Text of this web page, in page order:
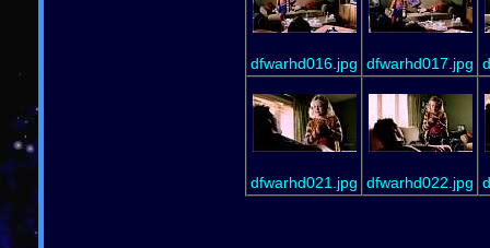
dfwarhd016.jpg dfwarhd017.jpg
dfwarhd021.jpg dfwarhd022.jpg